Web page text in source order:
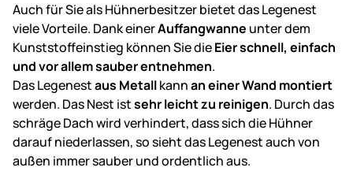
Auch für Sie als Hühnerbesitzer bietet das Legenest
viele Vorteile. Dank einerAuffangwanne unter dem
Kunststoffeinstieg können Sie dieEier schnell, einfach
und vor allem sauber entnehmen.
Das Legenestaus Metallkannan einer Wand montiert
werden. Das Nest istsehr leicht zu reinigen. Durch das
schräge Dach wird verhindert, dass sich die Hühner
darauf niederlassen, so sieht das Legenest auch von
außen immer sauber und ordentlich aus.